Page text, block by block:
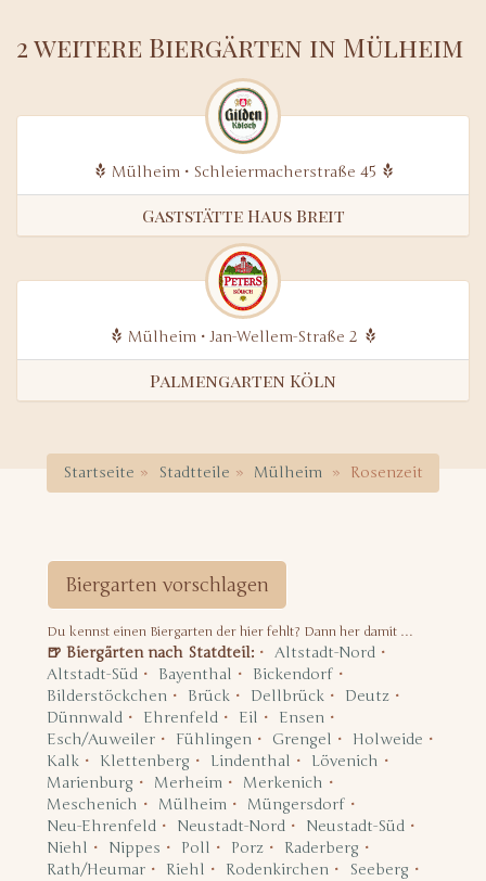
2 weitere Biergärten in Mülheim
Mülheim • Schleiermacherstraße 45
Gaststätte Haus Breit
Mülheim • Jan-Wellem-Straße 2
Palmengarten Köln
Startseite Stadtteile Mülheim Rosenzeit
Biergarten vorschlagen
Du kennst einen Biergarten der hier fehlt? Dann her damit …
🍺 Biergärten nach Statdteil:
Altstadt-Nord
Altstadt-Süd
Bayenthal
Bickendorf
Bilderstöckchen
Brück Dellbrück
Deutz
Dünnwald
Ehrenfeld Eil
Ensen
Esch/Auweiler
Fühlingen Grengel
Holweide
Kalk
Klettenberg Lindenthal
Lövenich
Marienburg
Merheim
Merkenich
Meschenich
Mülheim
Müngersdorf
Neu-Ehrenfeld
Neustadt-Nord
Neustadt-Süd
Niehl
Nippes Poll Porz
Raderberg
Rath/Heumar
Riehl Rodenkirchen
Seeberg